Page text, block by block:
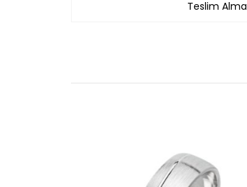
Teslim Alma